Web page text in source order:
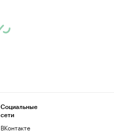
Социальные
сети
ВКонтакте